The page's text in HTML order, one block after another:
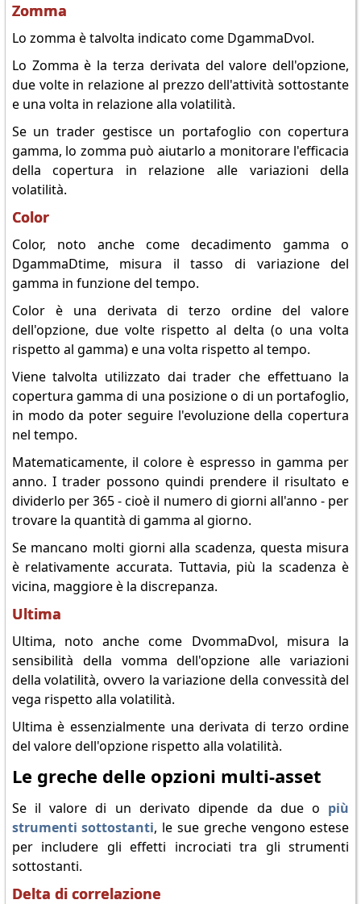
Zomma
Lo zomma è talvolta indicato come DgammaDvol.
Lo Zomma è la terza derivata del valore dell'opzione,
due volte in relazione al prezzo dell'attività sottostante
e una volta in relazione alla volatilità.
Se un trader gestisce un portafoglio con copertura
gamma, lo zomma può aiutarlo a monitorare l'efficacia
della copertura in relazione alle variazioni della
volatilità.
Color
Color, noto anche come decadimento gamma o
DgammaDtime, misura il tasso di variazione del
gamma in funzione del tempo.
Color è una derivata di terzo ordine del valore
dell'opzione, due volte rispetto al delta (o una volta
rispetto al gamma) e una volta rispetto al tempo.
Viene talvolta utilizzato dai trader che effettuano la
copertura gamma di una posizione o di un portafoglio,
in modo da poter seguire l'evoluzione della copertura
nel tempo.
Matematicamente, il colore è espresso in gamma per
anno. I trader possono quindi prendere il risultato e
dividerlo per 365 - cioè il numero di giorni all'anno - per
trovare la quantità di gamma al giorno.
Se mancano molti giorni alla scadenza, questa misura
è relativamente accurata. Tuttavia, più la scadenza è
vicina, maggiore è la discrepanza.
Ultima
Ultima, noto anche come DvommaDvol, misura la
sensibilità della vomma dell'opzione alle variazioni
della volatilità, ovvero la variazione della convessità del
vega rispetto alla volatilità.
Ultima è essenzialmente una derivata di terzo ordine
del valore dell'opzione rispetto alla volatilità.
Le greche delle opzioni multi-asset
Se il valore di un derivato dipende da due o più
strumenti sottostanti, le sue greche vengono estese
per includere gli effetti incrociati tra gli strumenti
sottostanti.
Delta di correlazione